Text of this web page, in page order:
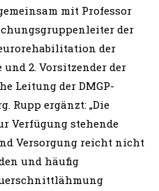
mit Professor
der
der
2. Vorsitzender der
Leitung der DMGP-
Rupp ergänzt: „Die
Verfügung stehende
Versorgung reicht nicht
und häufig